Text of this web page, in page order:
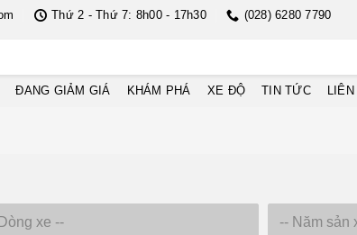
Thứ 2 - Thứ 7: 8h00 - 17h30 (028) 6280 7790
ĐANG GIẢM GIÁ KHÁM PHÁ XE ĐỘ TIN TỨC